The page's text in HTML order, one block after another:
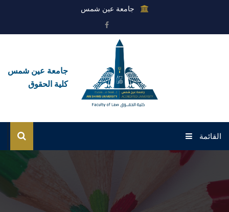
جامعة عين شمس
جامعة عين شمس
كلية الحقوق
القائمة